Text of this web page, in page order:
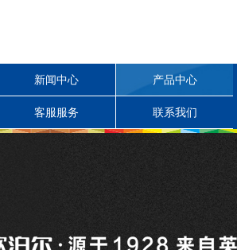
新闻中心 产品中心
客服服务 联系我们